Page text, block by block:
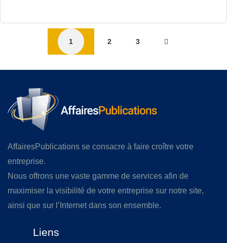
1 2 3
AffairesPublications se consacre à faire croître votre
entreprise.
Nous offrons une vaste gamme de services afin de
maximiser la visibilité de votre entreprise sur notre site,
ainsi que sur l’Internet dans son ensemble.
Liens